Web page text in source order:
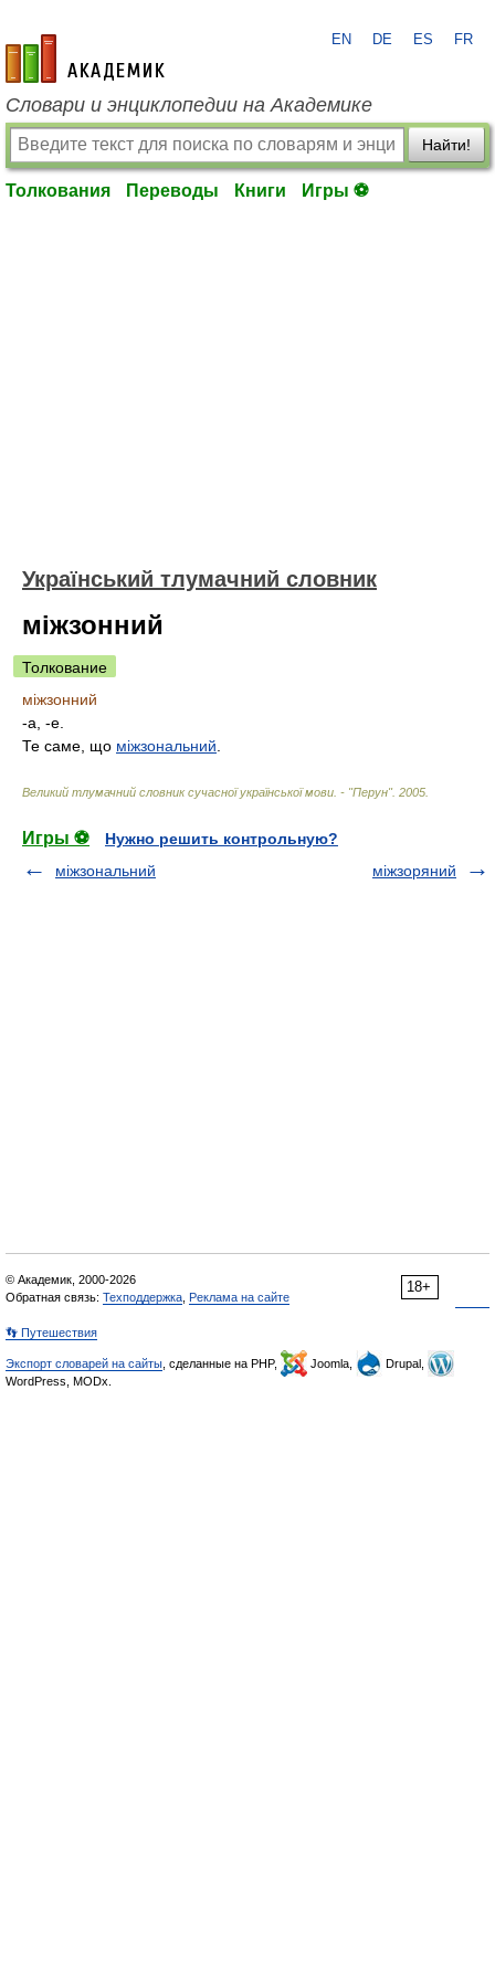
academic.ru
EN DE ES FR
Словари и энциклопедии на Академике
Найти!
Толкования Переводы Книги Игры ⚽
Український тлумачний словник
міжзонний
Толкование
міжзонний
-а, -е.
Те саме, що міжзональний
Великий тлумачний словник сучасної української мови. - "Перун". 2005
Игры ⚽
Нужно решить контрольную?
міжзональний
міжзоряний
18+
© Академик, 2000-2026
Обратная связь: Техподдержка Реклама на сайте
👣 Путешествия
Экспорт словарей на сайты , сделанные на PHP, Joomla,
Drupal,
WordPress, MODx.